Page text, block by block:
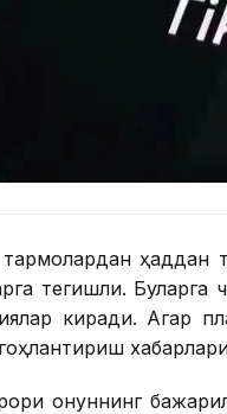
ҳаддан
тегишли.
киради. Агар
қонуннинг